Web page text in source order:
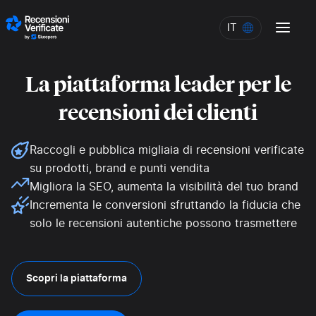
IT
La piattaforma leader per le
recensioni dei clienti
Raccogli e pubblica migliaia di recensioni verificate
su prodotti, brand e punti vendita
Migliora la SEO, aumenta la visibilità del tuo brand
Incrementa le conversioni sfruttando la fiducia che
solo le recensioni autentiche possono trasmettere
Scopri la piattaforma